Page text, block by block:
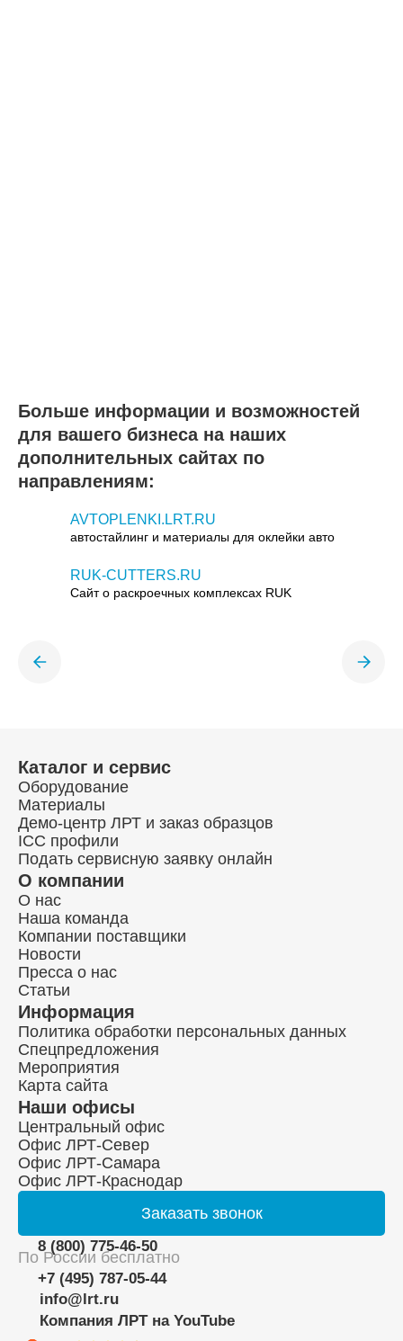
Больше информации и возможностей
для вашего бизнеса на наших
дополнительных сайтах по
направлениям:
AVTOPLENKI.LRT.RU
автостайлинг и материалы для оклейки авто
RUK-CUTTERS.RU
Сайт о раскроечных комплексах RUK
Каталог и сервис
Оборудование
Материалы
Демо-центр ЛРТ и заказ образцов
ICC профили
Подать сервисную заявку онлайн
Информация
Политика обработки персональных данных
Спецпредложения
Мероприятия
Карта сайта
О компании
О нас
Наша команда
Компании поставщики
Новости
Пресса о нас
Статьи
Наши офисы
Центральный офис
Офис ЛРТ-Север
Офис ЛРТ-Самара
Офис ЛРТ-Краснодар
Заказать звонок
8 (800) 775-46-50
По России бесплатно
+7 (495) 787-05-44
info@lrt.ru
Компания ЛРТ на YouTube